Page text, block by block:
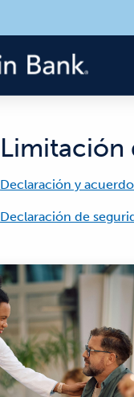
Limitación
Declaración y
Declaración de